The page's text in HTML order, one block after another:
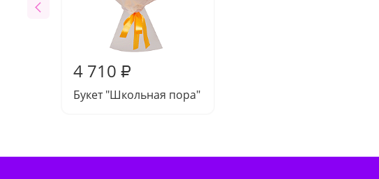
4 710 ₽
Букет "Школьная пора"